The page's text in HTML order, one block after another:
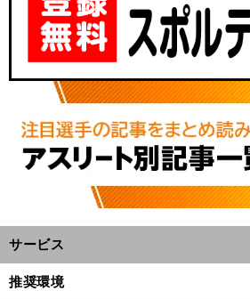
サービス
推奨環境